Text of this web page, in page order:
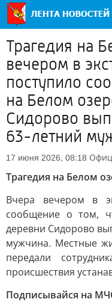
Трагедия на
вечером в
поступило
на Белом
Сидорово
63-летний
17 июня 2026, 08:18
Трагедия на Белом
Вчера вечером в
сообщение о том,
деревни Сидорово
мужчина. Местные
передали
происшествия
Подписывайся на